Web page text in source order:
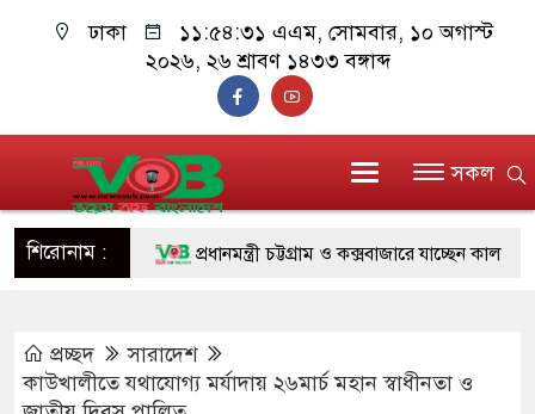
ঢাকা ১১:৫৪:৩১ এএম, সোমবার, ১০ অগাস্ট
২০২৬, ২৬ শ্রাবণ ১৪৩৩ বঙ্গাব্দ
সকল
শিরোনাম : প্রধানমন্ত্রী চট্টগ্রাম ও কক্সবাজারে যাচ্ছেন কাল
রিকশা
মানবিক অঙ্গীকার ধারণ করে ড্যাব ভবিষ্যতেও
প্রচ্ছদ
সারাদেশ
কাউখালীতে যথাযোগ্য মর্যাদায় ২৬মার্চ মহান স্বাধীনতা ও